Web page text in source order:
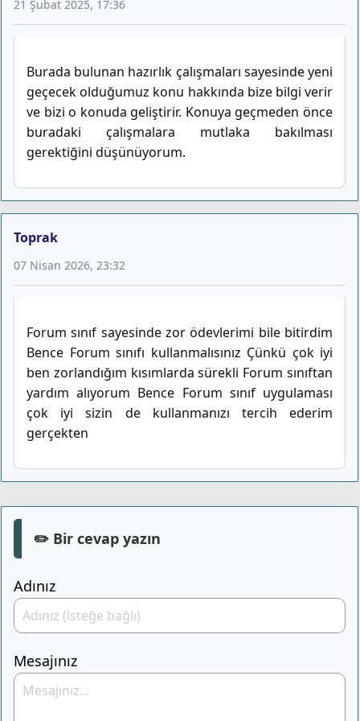
21 Şubat 2025, 17:36
Burada bulunan hazırlık çalışmaları sayesinde yeni
geçecek olduğumuz konu hakkında bize bilgi verir
ve bizi o konuda geliştirir. Konuya geçmeden önce
buradaki çalışmalara mutlaka bakılması
gerektiğini düşünüyorum.
Toprak
07 Nisan 2026, 23:32
Forum sınıf sayesinde zor ödevlerimi bile bitirdim
Bence Forum sınıfı kullanmalısınız Çünkü çok iyi
ben zorlandığım kısımlarda sürekli Forum sınıftan
yardım alıyorum Bence Forum sınıf uygulaması
çok iyi sizin de kullanmanızı tercih ederim
gerçekten
✏️ Bir cevap yazın
Adınız
Mesajınız